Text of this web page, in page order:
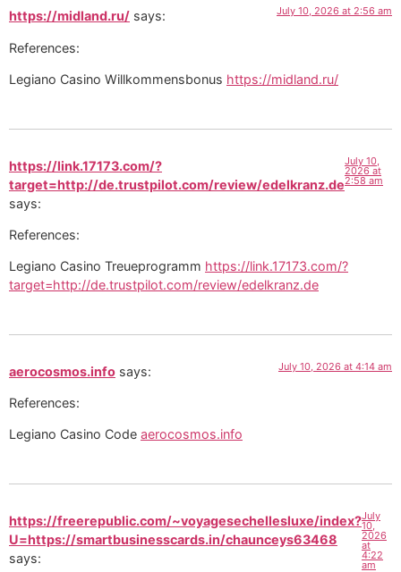
https://midland.ru/ says: July 10, 2026 at 2:56 am
References:
Legiano Casino Willkommensbonus https://midland.ru/
https://link.17173.com/?
target=http://de.trustpilot.com/review/edelkranz.de
says:
July 10,
2026 at
2:58 am
References:
Legiano Casino Treueprogramm https://link.17173.com/?
target=http://de.trustpilot.com/review/edelkranz.de
aerocosmos.info says: July 10, 2026 at 4:14 am
References:
Legiano Casino Code aerocosmos.info
https://freerepublic.com/~voyagesechellesluxe/index?
U=https://smartbusinesscards.in/chaunceys63468
says:
July
10,
2026
at
4:22
am